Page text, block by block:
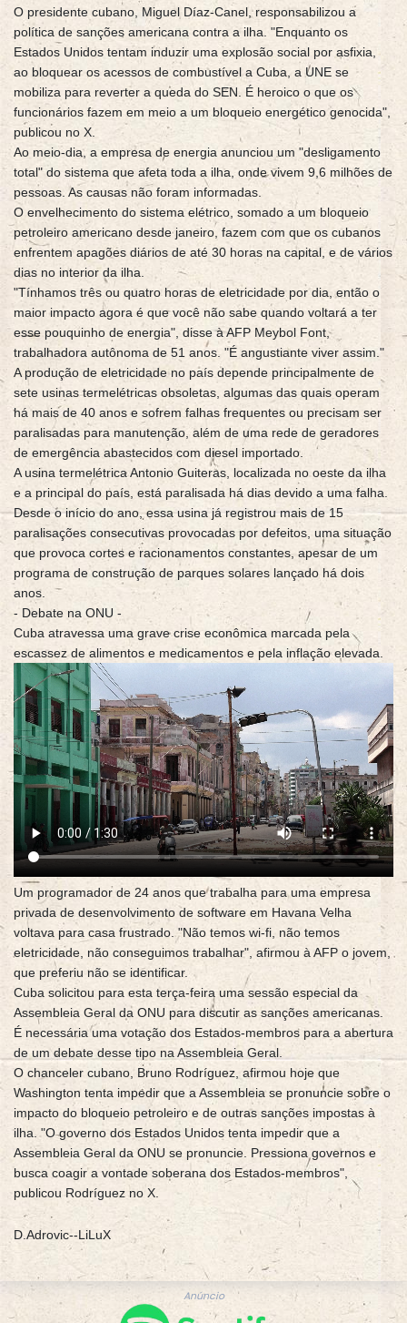
O presidente cubano, Miguel Díaz-Canel, responsabilizou a
política de sanções americana contra a ilha. "Enquanto os
Estados Unidos tentam induzir uma explosão social por asfixia,
ao bloquear os acessos de combustível a Cuba, a UNE se
mobiliza para reverter a queda do SEN. É heroico o que os
funcionários fazem em meio a um bloqueio energético genocida",
publicou no X.
Ao meio-dia, a empresa de energia anunciou um "desligamento
total" do sistema que afeta toda a ilha, onde vivem 9,6 milhões de
pessoas. As causas não foram informadas.
O envelhecimento do sistema elétrico, somado a um bloqueio
petroleiro americano desde janeiro, fazem com que os cubanos
enfrentem apagões diários de até 30 horas na capital, e de vários
dias no interior da ilha.
"Tínhamos três ou quatro horas de eletricidade por dia, então o
maior impacto agora é que você não sabe quando voltará a ter
esse pouquinho de energia", disse à AFP Meybol Font,
trabalhadora autônoma de 51 anos. "É angustiante viver assim."
A produção de eletricidade no país depende principalmente de
sete usinas termelétricas obsoletas, algumas das quais operam
há mais de 40 anos e sofrem falhas frequentes ou precisam ser
paralisadas para manutenção, além de uma rede de geradores
de emergência abastecidos com diesel importado.
A usina termelétrica Antonio Guiteras, localizada no oeste da ilha
e a principal do país, está paralisada há dias devido a uma falha.
Desde o início do ano, essa usina já registrou mais de 15
paralisações consecutivas provocadas por defeitos, uma situação
que provoca cortes e racionamentos constantes, apesar de um
programa de construção de parques solares lançado há dois
anos.
- Debate na ONU -
Cuba atravessa uma grave crise econômica marcada pela
escassez de alimentos e medicamentos e pela inflação elevada.
Um programador de 24 anos que trabalha para uma empresa
privada de desenvolvimento de software em Havana Velha
voltava para casa frustrado. "Não temos wi-fi, não temos
eletricidade, não conseguimos trabalhar", afirmou à AFP o jovem,
que preferiu não se identificar.
Cuba solicitou para esta terça-feira uma sessão especial da
Assembleia Geral da ONU para discutir as sanções americanas.
É necessária uma votação dos Estados-membros para a abertura
de um debate desse tipo na Assembleia Geral.
O chanceler cubano, Bruno Rodríguez, afirmou hoje que
Washington tenta impedir que a Assembleia se pronuncie sobre o
impacto do bloqueio petroleiro e de outras sanções impostas à
ilha. "O governo dos Estados Unidos tenta impedir que a
Assembleia Geral da ONU se pronuncie. Pressiona governos e
busca coagir a vontade soberana dos Estados-membros",
publicou Rodríguez no X.
D.Adrovic--LiLuX
Anúncio